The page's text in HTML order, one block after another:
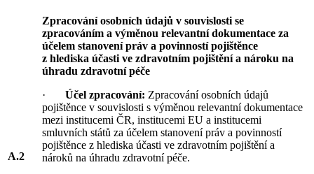
A.2
Zpracování osobních údajů v souvislosti se
zpracováním a výměnou relevantní dokumentace za
účelem stanovení práv a povinností pojištěnce
z hlediska účasti ve zdravotním pojištění a nároku na
úhradu zdravotní péče
· Účel zpracování: Zpracování osobních údajů
pojištěnce v souvislosti s výměnou relevantní dokumentace
mezi institucemi ČR, institucemi EU a institucemi
smluvních států za účelem stanovení práv a povinností
pojištěnce z hlediska účasti ve zdravotním pojištění a
nároků na úhradu zdravotní péče.